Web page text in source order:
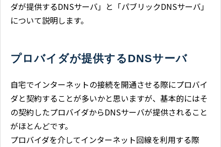
ダが提供するDNSサーバ」と「パブリックDNSサーバ」
について説明します。
プロバイダが提供するDNSサーバ
自宅でインターネットの接続を開通させる際にプロバイ
ダと契約することが多いかと思いますが、基本的にはそ
の契約したプロバイダからDNSサーバが提供されること
がほとんどです。
プロバイダを介してインターネット回線を利用する際